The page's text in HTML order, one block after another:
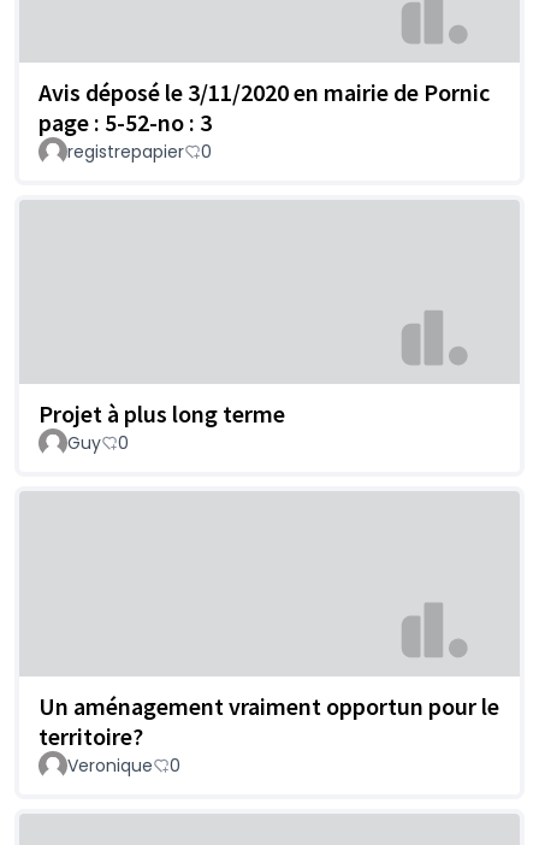
Avis déposé le 3/11/2020 en mairie de Pornic
page : 5-52-no : 3
registrepapier 0
Projet à plus long terme
Guy 0
Un aménagement vraiment opportun pour le
territoire?
Veronique 0